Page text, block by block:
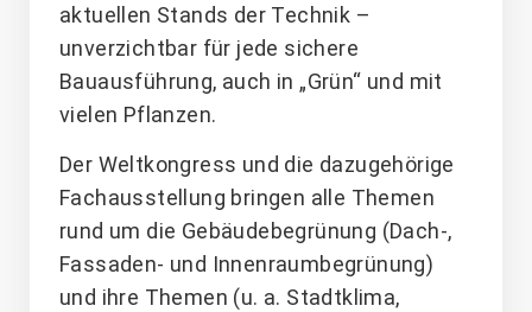
aktuellen Stands der Technik –
unverzichtbar für jede sichere
Bauausführung, auch in „Grün“ und mit
vielen Pflanzen.
Der Weltkongress und die dazugehörige
Fachausstellung bringen alle Themen
rund um die Gebäudebegrünung (Dach-,
Fassaden- und Innenraumbegrünung)
und ihre Themen (u. a. Stadtklima,